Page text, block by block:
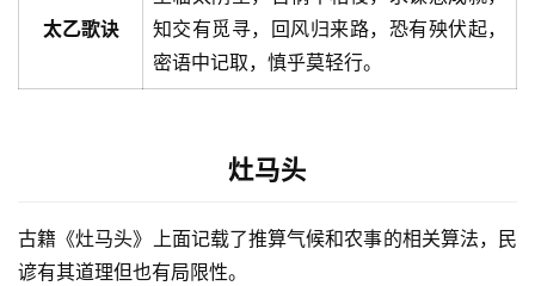
太乙歌诀
知交有觅寻，回风归来路，恐有殃伏起，
密语中记取，慎乎莫轻行。
灶马头
古籍《灶马头》上面记载了推算气候和农事的相关算法，民
谚有其道理但也有局限性。